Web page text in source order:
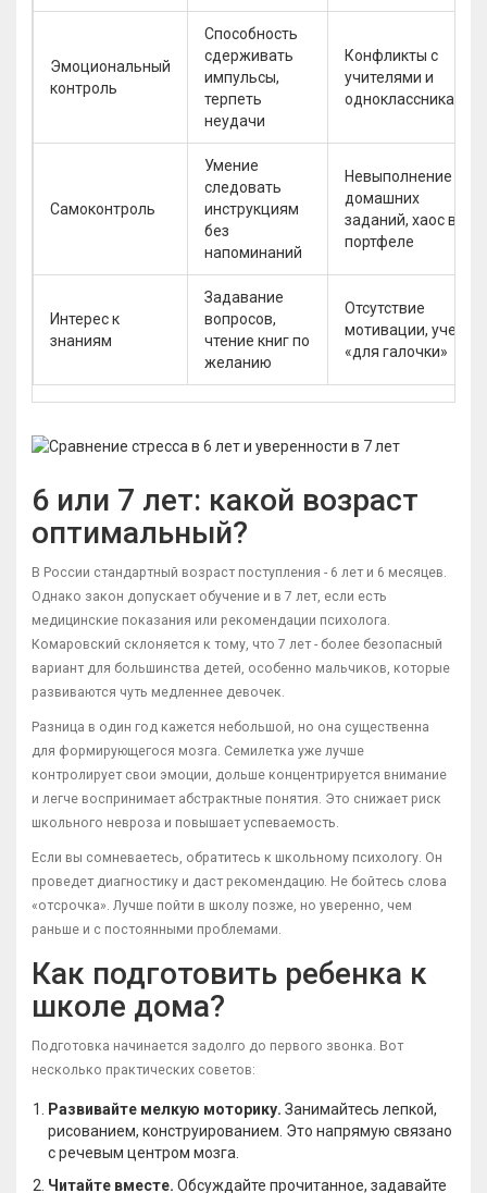
Эмоциональный
контроль
Способность
сдерживать
импульсы,
терпеть
неудачи
Конфликты с
учителями и
одноклассниками
Самоконтроль
Умение
следовать
инструкциям
без
напоминаний
Невыполнение
домашних
заданий, хаос в
портфеле
Интерес к
знаниям
Задавание
вопросов,
чтение книг по
желанию
Отсутствие
мотивации, учеба
«для галочки»
6 или 7 лет: какой возраст
оптимальный?
В России стандартный возраст поступления - 6 лет и 6 месяцев.
Однако закон допускает обучение и в 7 лет, если есть
медицинские показания или рекомендации психолога.
Комаровский склоняется к тому, что 7 лет - более безопасный
вариант для большинства детей, особенно мальчиков, которые
развиваются чуть медленнее девочек.
Разница в один год кажется небольшой, но она существенна
для формирующегося мозга. Семилетка уже лучше
контролирует свои эмоции, дольше концентрируется внимание
и легче воспринимает абстрактные понятия. Это снижает риск
школьного невроза и повышает успеваемость.
Если вы сомневаетесь, обратитесь к школьному психологу. Он
проведет диагностику и даст рекомендацию. Не бойтесь слова
«отсрочка». Лучше пойти в школу позже, но уверенно, чем
раньше и с постоянными проблемами.
Как подготовить ребенка к
школе дома?
Подготовка начинается задолго до первого звонка. Вот
несколько практических советов:
Развивайте мелкую моторику. Занимайтесь лепкой,
рисованием, конструированием. Это напрямую связано
с речевым центром мозга.
Читайте вместе. Обсуждайте прочитанное, задавайте